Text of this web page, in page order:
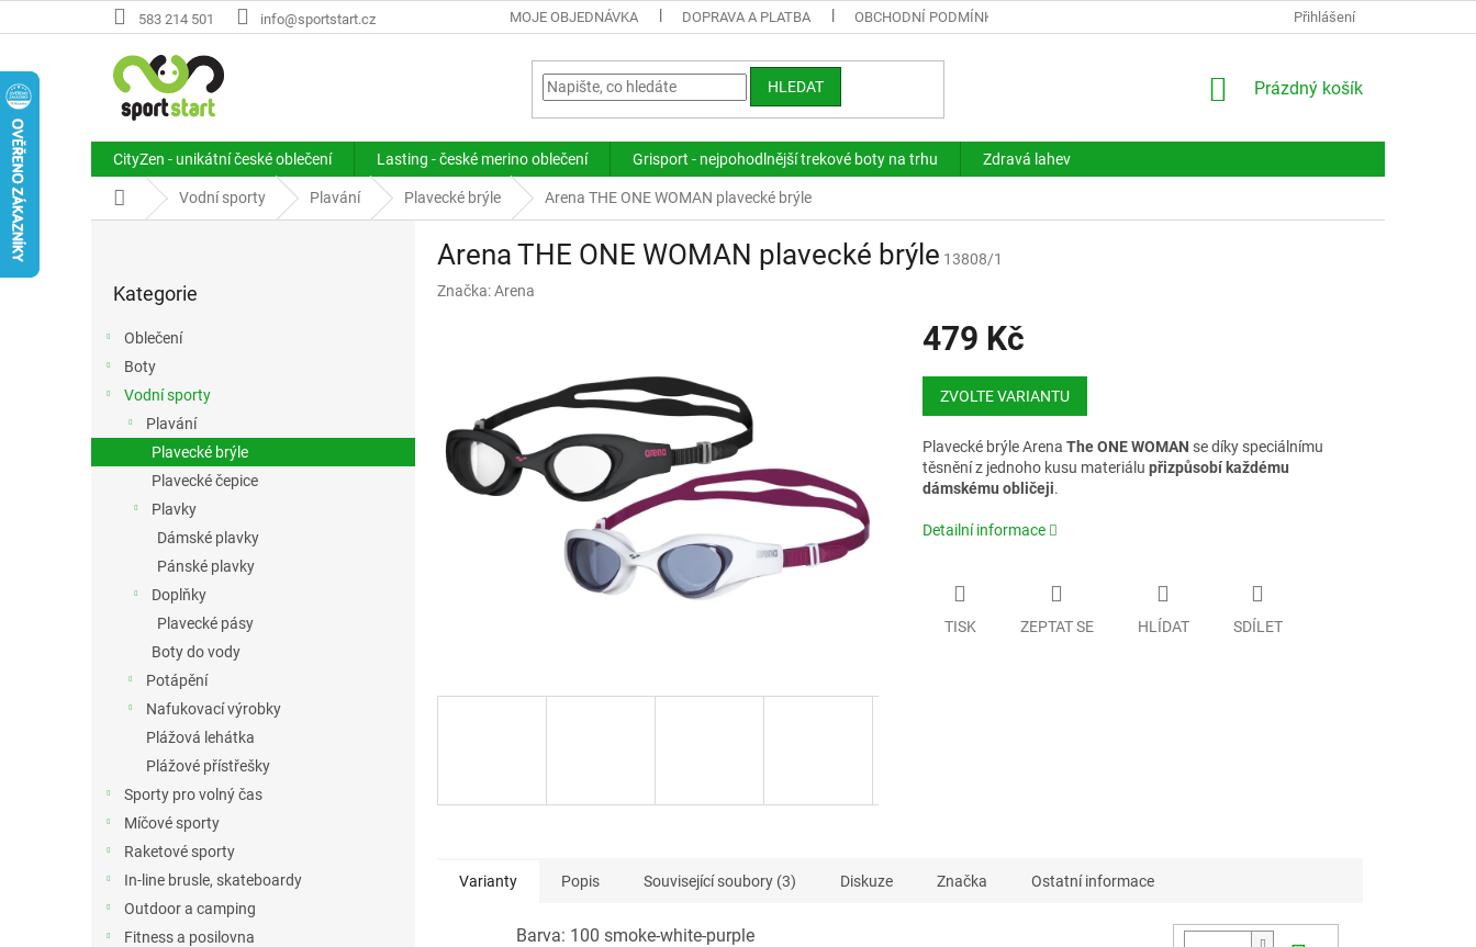
na
583 214 501 info@sportstart.cz MOJE OBJEDNÁVKA DOPRAVA A PLATBA OBCHODNÍ PODMÍNKY KONTAKTY
Přihlášení
HLEDAT
NÁKUPNÍ
Prázdný košík
CityZen - unikátní české oblečení Lasting - české merino oblečení Grisport - nejpohodlnější trekové boty na trhu Zdravá lahev
Domů Vodní sporty Plavání Plavecké brýle Arena THE ONE WOMAN plavecké brýle
a
kategorie
Kategorie
Oblečení
Boty
Vodní sporty
Plavání
Plavecké brýle
Plavecké čepice
Plavky
Dámské plavky
Pánské plavky
Doplňky
Plavecké pásy
Boty do vody
Potápění
Nafukovací výrobky
Plážová lehátka
Plážové přístřešky
Sporty pro volný čas
Míčové sporty
Raketové sporty
In-line brusle, skateboardy
Outdoor a camping
Fitness a posilovna
Arena THE ONE WOMAN plavecké brýle 13808/1
Značka:Arena
479 Kč
Měrná
cena:
ZVOLTE VARIANTU
Plavecké brýle Arena The ONE WOMAN se díky speciálnímu
těsnění z jednoho kusu materiálu přizpůsobí každému
dámskému obličeji.
Detailní informace
TISK ZEPTAT SE HLÍDAT SDÍLET
Varianty Popis Související soubory (3) Diskuze Značka Ostatní informace
Barva: 100 smoke-white-purple